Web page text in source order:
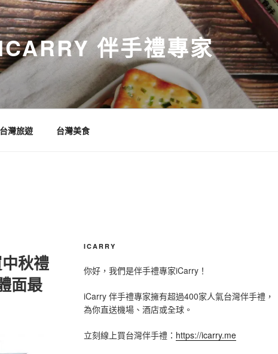
伴手禮專家
台灣旅遊 台灣美食
秋禮
面最
ICARRY
你好，我們是伴手禮專家iCarry！
iCarry 伴手禮專家擁有超過400家人氣台灣伴手禮，
為你直送機場、酒店或全球。
立刻線上買台灣伴手禮： https://icarry.me